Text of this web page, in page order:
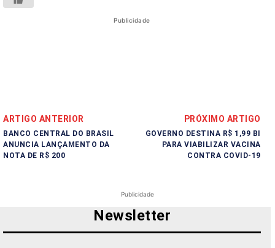
Publicidade
ARTIGO ANTERIOR
BANCO CENTRAL DO BRASIL
ANUNCIA LANÇAMENTO DA
NOTA DE R$ 200
PRÓXIMO ARTIGO
GOVERNO DESTINA R$ 1,99 BI
PARA VIABILIZAR VACINA
CONTRA COVID-19
Publicidade
Newsletter